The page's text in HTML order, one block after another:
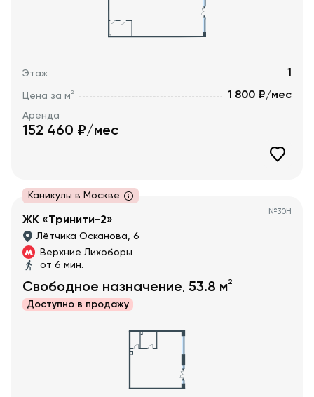
Этаж 1
Цена за м2 1 800 ₽/мес
Аренда
152 460 ₽/мес
Каникулы в Москве
№30Н
ЖК «Тринити-2»
Лётчика Осканова, 6
Верхние Лихоборы
от 6 мин.
Свободное назначение, 53.8 м2
Доступно в продажу